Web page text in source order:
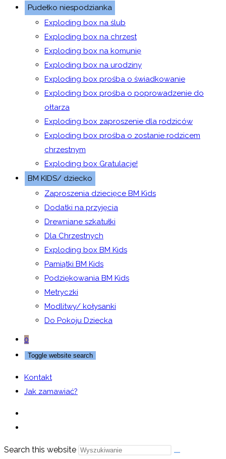
Pudełko niespodzianka
Exploding box na ślub
Exploding box na chrzest
Exploding box na komunię
Exploding box na urodziny
Exploding box prośba o świadkowanie
Exploding box prośba o poprowadzenie do
ołtarza
Exploding box zaproszenie dla rodziców
Exploding box prośba o zostanie rodzicem
chrzestnym
Exploding box Gratulacje!
BM KIDS/ dziecko
Zaproszenia dziecięce BM Kids
Dodatki na przyjęcia
Drewniane szkatułki
Dla Chrzestnych
Exploding box BM Kids
Pamiątki BM Kids
Podziękowania BM Kids
Metryczki
Modlitwy/ kołysanki
Do Pokoju Dziecka
0
Toggle website search
Kontakt
Jak zamawiać?
Search this website